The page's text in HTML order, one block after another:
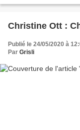
Christine Ott :
Publié le 24/05/2020 à
Par Grisli